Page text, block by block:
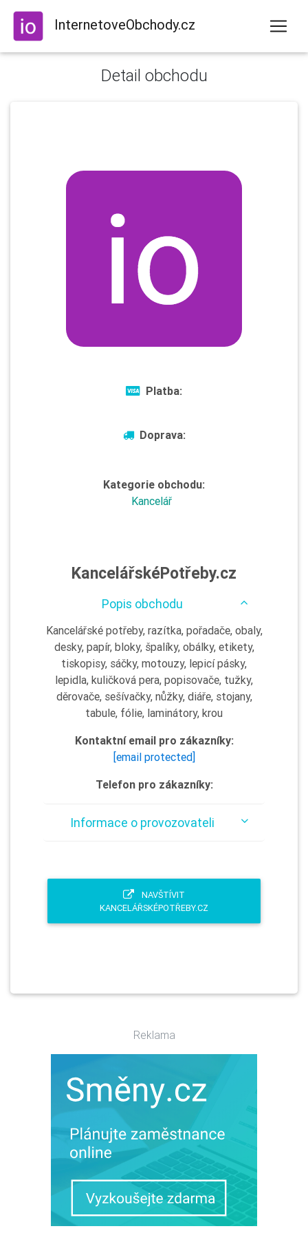
InternetoveObchody.cz
Detail obchodu
Platba:
Doprava:
Kategorie obchodu:
Kancelář
KancelářskéPotřeby.cz
Popis obchodu
Kancelářské potřeby, razítka, pořadače, obaly,
desky, papír, bloky, špalíky, obálky, etikety,
tiskopisy, sáčky, motouzy, lepicí pásky,
lepidla, kuličková pera, popisovače, tužky,
děrovače, sešívačky, nůžky, diáře, stojany,
tabule, fólie, laminátory, krou
Kontaktní email pro zákazníky:
[email protected]
Telefon pro zákazníky:
Informace o provozovateli
NAVŠTÍVIT
KANCELÁŘSKÉPOTŘEBY.CZ
Reklama